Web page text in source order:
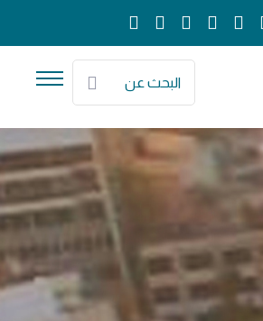
البحث عن